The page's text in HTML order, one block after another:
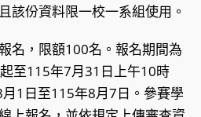
該份資料限一校一系組使用。
名，限額100名。報名期間為
至115年7月31日上午10時
1日至115年8月7日。參賽學